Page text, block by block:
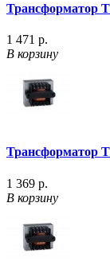
Трансформатор
1 471 р.
В корзину
Трансформатор
1 369 р.
В корзину